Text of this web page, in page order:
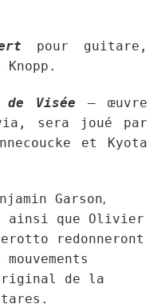
pour guitare,
de Visée – œuvre
sera joué par
et Kyota
Garson,
ainsi que Olivier
redonneront
de la